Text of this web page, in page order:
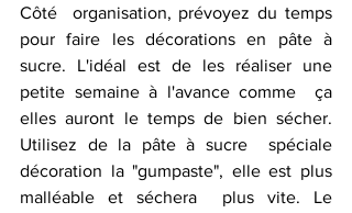
Côté  organisation, prévoyez du temps
pour faire les décorations en pâte à
sucre. L'idéal est de les réaliser une
petite semaine à l'avance comme  ça
elles auront le temps de bien sécher.
Utilisez de la pâte à sucre  spéciale
décoration la "gumpaste", elle est plus
malléable et séchera  plus vite. Le